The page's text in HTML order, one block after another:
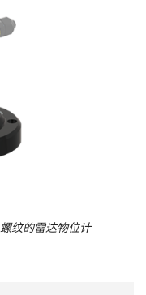
纹的雷达物位计